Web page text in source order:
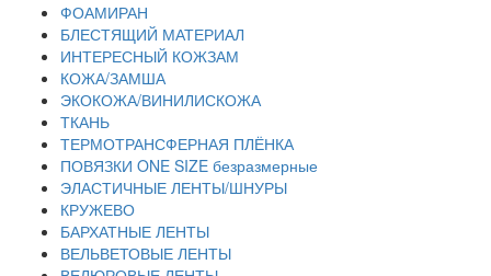
ФОАМИРАН
БЛЕСТЯЩИЙ МАТЕРИАЛ
ИНТЕРЕСНЫЙ КОЖЗАМ
КОЖА/ЗАМША
ЭКОКОЖА/ВИНИЛИСКОЖА
ТКАНЬ
ТЕРМОТРАНСФЕРНАЯ ПЛЁНКА
ПОВЯЗКИ ONE SIZE безразмерные
ЭЛАСТИЧНЫЕ ЛЕНТЫ/ШНУРЫ
КРУЖЕВО
БАРХАТНЫЕ ЛЕНТЫ
ВЕЛЬВЕТОВЫЕ ЛЕНТЫ